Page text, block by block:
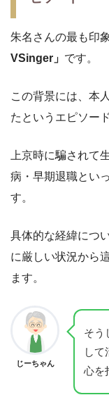
朱名さんの最も印
VSinger」 です。
この背景には、本
たというエピソー
上京時に騙されて
病・早期退職とい
す。
具体的な経緯につ
に厳しい状況から
ます。
じーちゃん
そう
して
心を